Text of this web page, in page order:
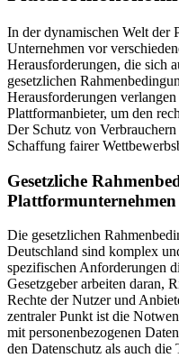
In der dynamischen Welt der
Unternehmen vor
Herausforderungen, die sich
gesetzlichen
Herausforderungen
Plattformanbieter, um den
Der Schutz von
Schaffung fairer
Gesetzliche
Plattformunternehmen
Die gesetzlichen
Deutschland sind komplex
spezifischen Anforderungen
Gesetzgeber arbeiten daran,
Rechte der Nutzer und
zentraler Punkt ist die
mit personenbezogenen
den Datenschutz als auch